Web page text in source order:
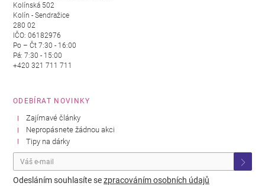
Kolínská 502
Kolín - Sendražice
280 02
IČO: 06182976
Po – Čt 7:30 - 16:00
Pá: 7:30 - 15:00
+420 321 711 711
ODEBÍRAT NOVINKY
Zajímavé články
Nepropásnete žádnou akci
Tipy na dárky
Odesláním souhlasíte sezpracováním osobních údajů